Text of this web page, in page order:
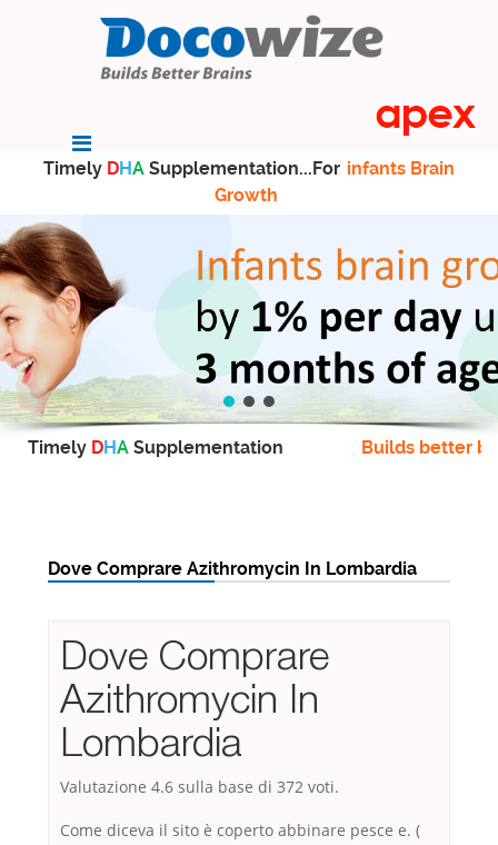
Timely DHA Supplementation...For infants Brain
Growth
Timely DHA Supplementation Builds better
Dove Comprare Azithromycin In Lombardia
Dove Comprare
Azithromycin In
Lombardia
Valutazione 4.6 sulla base di 372 voti.
Come diceva il sito è coperto abbinare pesce e. (